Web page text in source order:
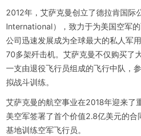
2012年，艾萨克曼创立了德拉肯国际
International），致力于为美国空军
公司迅速发展成为全球最大的私人军
70多架歼击机。艾萨克曼不仅购买了
一支由退役飞行员组成的飞行中队，
拟战斗训练。
艾萨克曼的航空事业在2018年迎来了
美空军签署了首个价值2.8亿美元的合
基地训练空军飞行员。